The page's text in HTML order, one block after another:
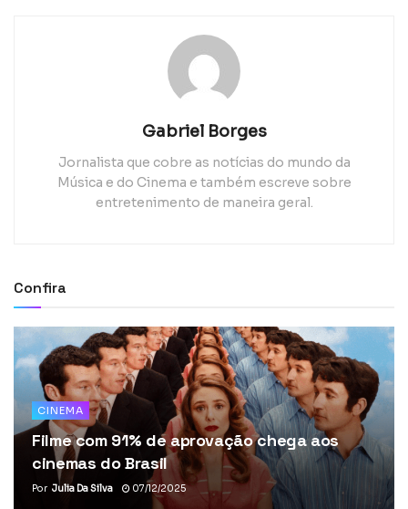
Gabriel Borges
Jornalista que cobre as notícias do mundo da
Música e do Cinema e também escreve sobre
entretenimento de maneira geral.
Confira
CINEMA
Filme com 91% de aprovação chega aos
cinemas do Brasil
Por Julia Da Silva 07/12/2025